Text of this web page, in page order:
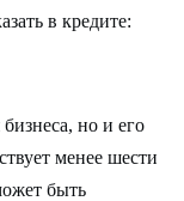
в кредите:
но и его
менее шести
быть